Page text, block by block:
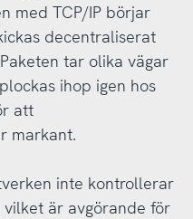
med TCP/IP börjar
decentraliserat
tar olika vägar
ihop igen hos
att
markant.
inte kontrollerar
vilket är avgörande för